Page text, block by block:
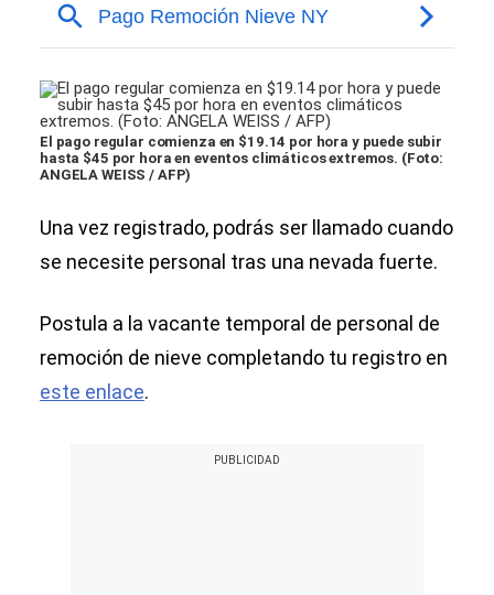
El pago regular comienza en $19.14 por hora y puede subir
hasta $45 por hora en eventos climáticos extremos. (Foto:
ANGELA WEISS / AFP)
Una vez registrado, podrás ser llamado cuando
se necesite personal tras una nevada fuerte.
Postula a la vacante temporal de personal de
remoción de nieve completando tu registro en
este enlace.